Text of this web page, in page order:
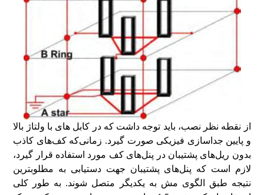
از نقطه نظر نصب، باید توجه داشت که در کابل های با ولتاژ بالا
و پایین جداسازی فیزیکی صورت گیرد. زمانی‌که کف‌های کاذب
بدون ریل‌های پشتیبان در پنل‌های کف مورد استفاده قرار گیرد،
لازم است که پنل‌های پشتیبان جهت دستیابی به مطلوبترین
نتیجه طبق الگوی مش به یکدیگر متصل شوند. به طور کلی